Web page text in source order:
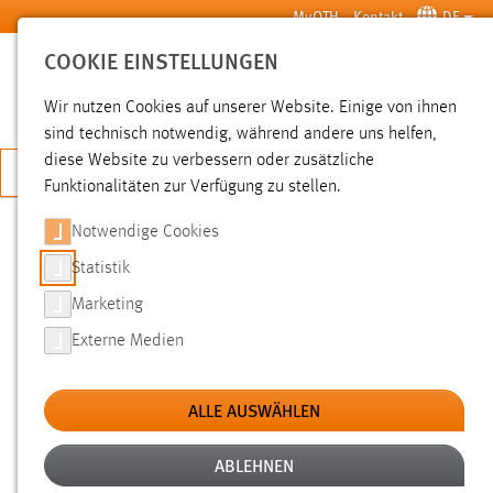
Zum Hauptinhalt springen MyOTH Kontakt DE
SUCHE
JETZT BEWERBEN
SUCHE
FILTER
Typ
Erstellungsdatum
COOKIE EINSTELLUNGEN
Wir nutzen Cookies auf unserer Website. Einige von ihnen
sind technisch notwendig, während andere uns helfen,
diese Website zu verbessern oder zusätzliche
Funktionalitäten zur Verfügung zu stellen.
Notwendige Cookies
Statistik
Marketing
Externe Medien
ALLE AUSWÄHLEN
ABLEHNEN